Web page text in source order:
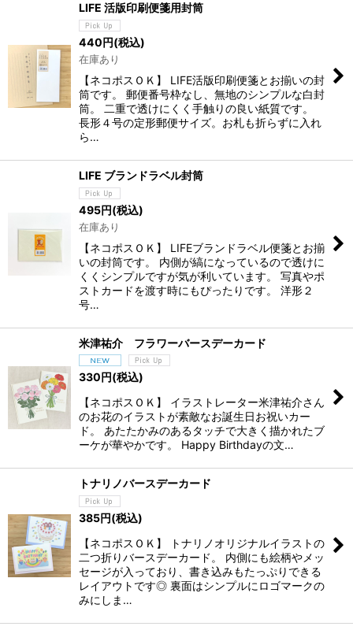
LIFE 活版印刷便箋用封筒
440円(税込)
在庫あり
【ネコポスＯＫ】 LIFE活版印刷便箋とお揃いの封
筒です。 郵便番号枠なし、無地のシンプルな白封
筒。 二重で透けにくく手触りの良い紙質です。
長形４号の定形郵便サイズ。お札も折らずに入れ
ら…
LIFE ブランドラベル封筒
495円(税込)
在庫あり
【ネコポスＯＫ】 LIFEブランドラベル便箋とお揃
いの封筒です。 内側が縞になっているので透けに
くくシンプルですが気が利いています。 写真やポ
ストカードを渡す時にもぴったりです。 洋形２
号…
米津祐介 フラワーバースデーカード
330円(税込)
【ネコポスＯＫ】 イラストレーター米津祐介さん
のお花のイラストが素敵なお誕生日お祝いカー
ド。 あたたかみのあるタッチで大きく描かれたブ
ーケが華やかです。 Happy Birthdayの文…
トナリノバースデーカード
385円(税込)
【ネコポスＯＫ】 トナリノオリジナルイラストの
二つ折りバースデーカード。 内側にも絵柄やメッ
セージが入っており、書き込みもたっぷりできる
レイアウトです◎ 裏面はシンプルにロゴマークの
みにしま…